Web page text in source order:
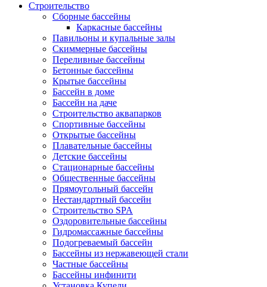
Строительство
Сборные бассейны
Каркасные бассейны
Павильоны и купальные залы
Скиммерные бассейны
Переливные бассейны
Бетонные бассейны
Крытые бассейны
Бассейн в доме
Бассейн на даче
Строительство аквапарков
Спортивные бассейны
Открытые бассейны
Плавательные бассейны
Детские бассейны
Стационарные бассейны
Общественные бассейны
Прямоугольный бассейн
Нестандартный бассейн
Строительство SPA
Оздоровительные бассейны
Гидромассажные бассейны
Подогреваемый бассейн
Бассейны из нержавеющей стали
Частные бассейны
Бассейны инфинити